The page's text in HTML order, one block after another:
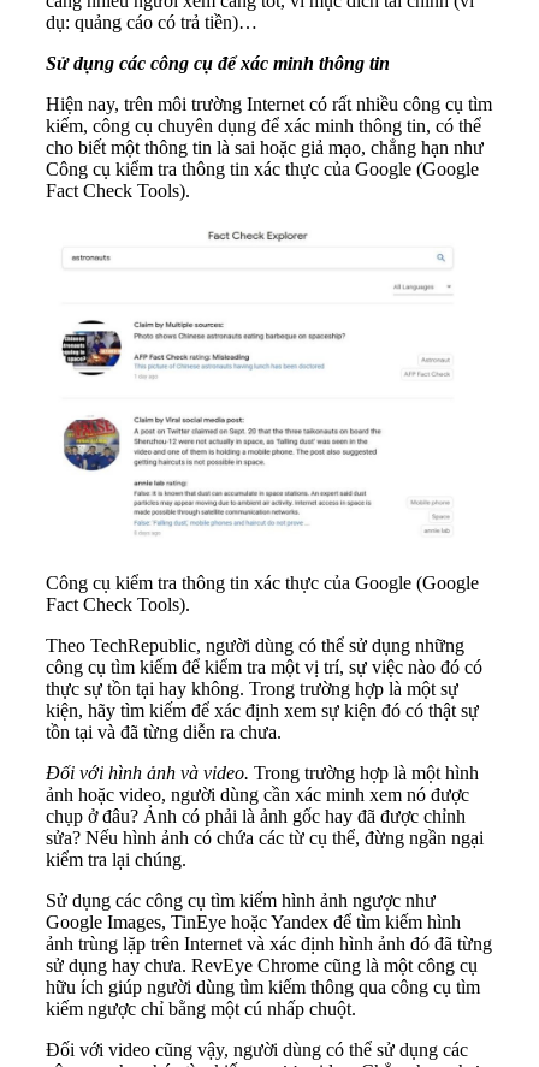
dụ: quảng cáo có trả tiền)…
Sử dụng các công cụ để xác minh thông tin
Hiện nay, trên môi trường Internet có rất nhiều công cụ tìm
kiếm, công cụ chuyên dụng để xác minh thông tin, có thể
cho biết một thông tin là sai hoặc giả mạo, chẳng hạn như
Công cụ kiểm tra thông tin xác thực của Google (Google
Fact Check Tools).
Công cụ kiểm tra thông tin xác thực của Google (Google
Fact Check Tools).
Theo TechRepublic, người dùng có thể sử dụng những
công cụ tìm kiếm để kiểm tra một vị trí, sự việc nào đó có
thực sự tồn tại hay không. Trong trường hợp là một sự
kiện, hãy tìm kiếm để xác định xem sự kiện đó có thật sự
tồn tại và đã từng diễn ra chưa.
Đối với hình ảnh và video. Trong trường hợp là một hình
ảnh hoặc video, người dùng cần xác minh xem nó được
chụp ở đâu? Ảnh có phải là ảnh gốc hay đã được chỉnh
sửa? Nếu hình ảnh có chứa các từ cụ thể, đừng ngần ngại
kiểm tra lại chúng.
Sử dụng các công cụ tìm kiếm hình ảnh ngược như
Google Images, TinEye hoặc Yandex để tìm kiếm hình
ảnh trùng lặp trên Internet và xác định hình ảnh đó đã từng
sử dụng hay chưa. RevEye Chrome cũng là một công cụ
hữu ích giúp người dùng tìm kiếm thông qua công cụ tìm
kiếm ngược chỉ bằng một cú nhấp chuột.
Đối với video cũng vậy, người dùng có thể sử dụng các